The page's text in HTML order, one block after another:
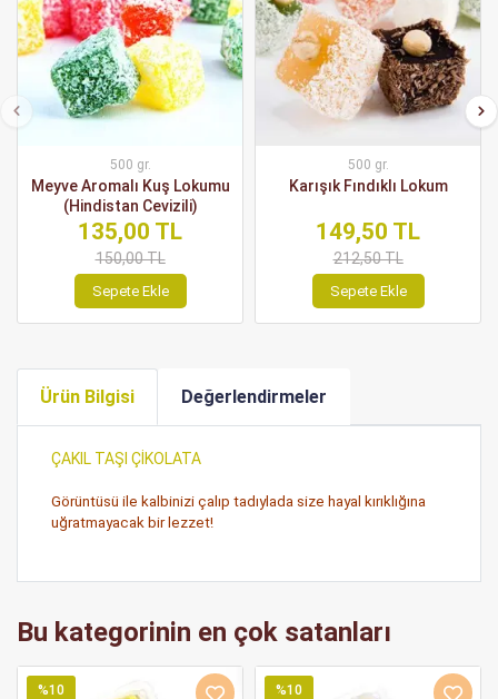
500 gr.
Meyve Aromalı Kuş Lokumu
(Hindistan Cevizili)
135,00 TL
150,00 TL
Sepete Ekle
500 gr.
Karışık Fındıklı Lokum
149,50 TL
212,50 TL
Sepete Ekle
Ürün Bilgisi Değerlendirmeler
ÇAKIL TAŞI ÇİKOLATA
Görüntüsü ile kalbinizi çalıp tadıylada size hayal kırıklığına
uğratmayacak bir lezzet!
Bu kategorinin en çok satanları
%10 %10